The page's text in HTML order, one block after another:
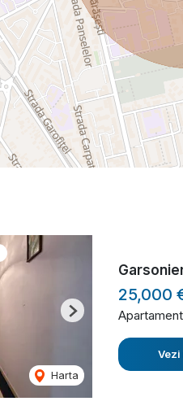
Harta
Next
25,000